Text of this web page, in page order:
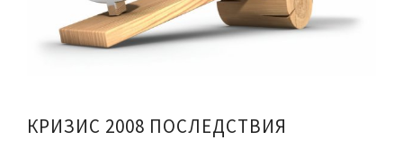
КРИЗИС 2008 ПОСЛЕДСТВИЯ